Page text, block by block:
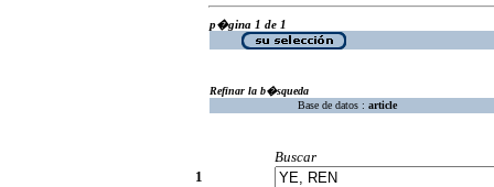
p�gina 1 de 1
Refinar la b�squeda
Base de datos : article
Buscar
1